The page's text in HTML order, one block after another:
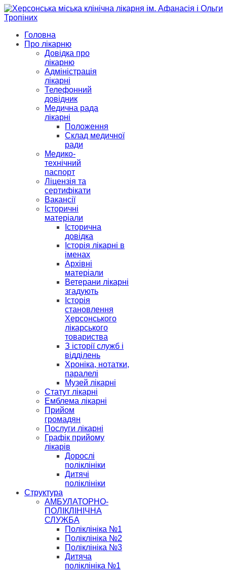
Головна
Про лікарню
Довідка про
лікарню
Адміністрація
лікарні
Телефонний
довідник
Медична рада
лікарні
Положення
Склад медичної
ради
Медико-
технічний
паспорт
Ліцензія та
сертифікати
Вакансії
Історичні
матеріали
Історична
довідка
Історія лікарні в
іменах
Архівні
матеріали
Ветерани лікарні
згадують
Історія
становлення
Херсонського
лікарського
товариства
З історії служб і
відділень
Хроніка, нотатки,
паралелі
Музей лікарні
Статут лікарні
Емблема лікарні
Прийом
громадян
Послуги лікарні
Графік прийому
лікарів
Дорослі
поліклініки
Дитячі
поліклініки
Структура
АМБУЛАТОРНО-
ПОЛІКЛІНІЧНА
СЛУЖБА
Поліклініка №1
Поліклініка №2
Поліклініка №3
Дитяча
поліклініка №1